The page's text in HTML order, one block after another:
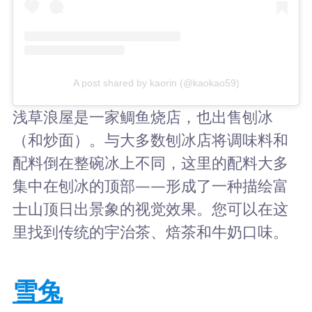
A post shared by kaorin (@kaokao59)
浅草浪屋是一家鲷鱼烧店，也出售刨冰
（和炒面）。与大多数刨冰店将调味料和
配料倒在整碗冰上不同，这里的配料大多
集中在刨冰的顶部——形成了一种描绘富
士山顶日出景象的视觉效果。您可以在这
里找到传统的宇治茶、焙茶和牛奶口味。
雪兔